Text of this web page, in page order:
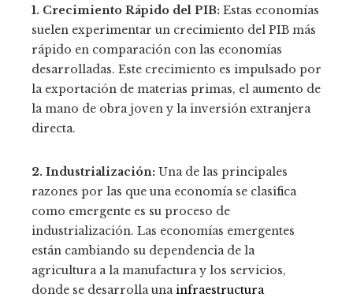
1. Crecimiento Rápido del PIB: Estas economías
suelen experimentar un crecimiento del PIB más
rápido en comparación con las economías
desarrolladas. Este crecimiento es impulsado por
la exportación de materias primas, el aumento de
la mano de obra joven y la inversión extranjera
directa.
2. Industrialización: Una de las principales
razones por las que una economía se clasifica
como emergente es su proceso de
industrialización. Las economías emergentes
están cambiando su dependencia de la
agricultura a la manufactura y los servicios,
donde se desarrolla unainfraestructura